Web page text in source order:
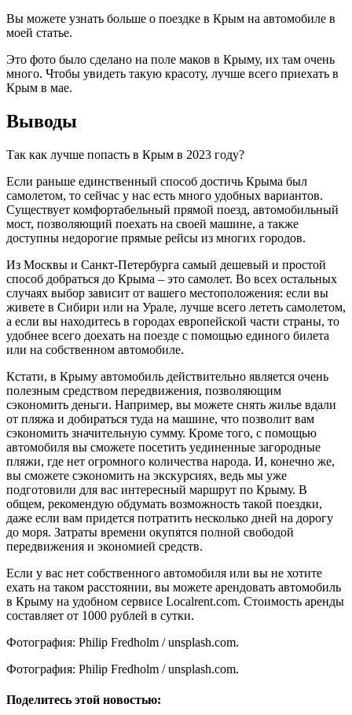
Вы можете узнать больше о поездке в Крым на автомобиле в
моей статье.
Это фото было сделано на поле маков в Крыму, их там очень
много. Чтобы увидеть такую красоту, лучше всего приехать в
Крым в мае.
Выводы
Так как лучше попасть в Крым в 2023 году?
Если раньше единственный способ достичь Крыма был
самолетом, то сейчас у нас есть много удобных вариантов.
Существует комфортабельный прямой поезд, автомобильный
мост, позволяющий поехать на своей машине, а также
доступны недорогие прямые рейсы из многих городов.
Из Москвы и Санкт-Петербурга самый дешевый и простой
способ добраться до Крыма – это самолет. Во всех остальных
случаях выбор зависит от вашего местоположения: если вы
живете в Сибири или на Урале, лучше всего лететь самолетом,
а если вы находитесь в городах европейской части страны, то
удобнее всего доехать на поезде с помощью единого билета
или на собственном автомобиле.
Кстати, в Крыму автомобиль действительно является очень
полезным средством передвижения, позволяющим
сэкономить деньги. Например, вы можете снять жилье вдали
от пляжа и добираться туда на машине, что позволит вам
сэкономить значительную сумму. Кроме того, с помощью
автомобиля вы сможете посетить уединенные загородные
пляжи, где нет огромного количества народа. И, конечно же,
вы сможете сэкономить на экскурсиях, ведь мы уже
подготовили для вас интересный маршрут по Крыму. В
общем, рекомендую обдумать возможность такой поездки,
даже если вам придется потратить несколько дней на дорогу
до моря. Затраты времени окупятся полной свободой
передвижения и экономией средств.
Если у вас нет собственного автомобиля или вы не хотите
ехать на таком расстоянии, вы можете арендовать автомобиль
в Крыму на удобном сервисе Localrent.com. Стоимость аренды
составляет от 1000 рублей в сутки.
Фотография: Philip Fredholm / unsplash.com.
Фотография: Philip Fredholm / unsplash.com.
Поделитесь этой новостью: